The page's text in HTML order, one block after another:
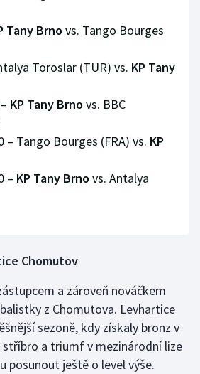
Tany Brnovs. Tango Bourges
Toroslar (TUR) vs. KP Tany
KP Tany Brnovs. BBC
– Tango Bourges (FRA) vs. KP
– KP Tany Brnovs. Antalya
Chomutov
a zároveň nováčkem
z Chomutova. Levhartice
sezoně, kdy získaly bronz v
stříbro a triumf v mezinárodní lize
posunout ještě o level výše.